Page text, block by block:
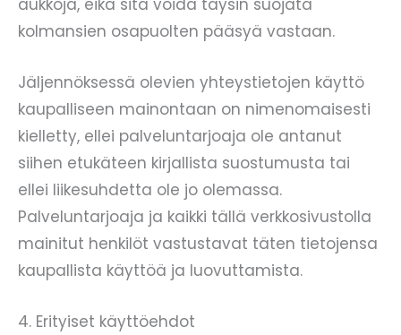
aukkoja, eikä sitä voida täysin suojata
kolmansien osapuolten pääsyä vastaan.
Jäljennöksessä olevien yhteystietojen käyttö
kaupalliseen mainontaan on nimenomaisesti
kielletty, ellei palveluntarjoaja ole antanut
siihen etukäteen kirjallista suostumusta tai
ellei liikesuhdetta ole jo olemassa.
Palveluntarjoaja ja kaikki tällä verkkosivustolla
mainitut henkilöt vastustavat täten tietojensa
kaupallista käyttöä ja luovuttamista.
4. Erityiset käyttöehdot